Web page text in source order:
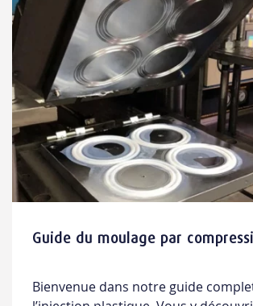
Guide du moulage par
Bienvenue dans notre guide